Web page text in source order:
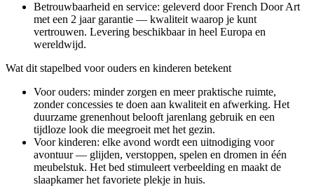
Betrouwbaarheid en service: geleverd door French Door Art
met een 2 jaar garantie — kwaliteit waarop je kunt
vertrouwen. Levering beschikbaar in heel Europa en
wereldwijd.
Wat dit stapelbed voor ouders en kinderen betekent
Voor ouders: minder zorgen en meer praktische ruimte,
zonder concessies te doen aan kwaliteit en afwerking. Het
duurzame grenenhout belooft jarenlang gebruik en een
tijdloze look die meegroeit met het gezin.
Voor kinderen: elke avond wordt een uitnodiging voor
avontuur — glijden, verstoppen, spelen en dromen in één
meubelstuk. Het bed stimuleert verbeelding en maakt de
slaapkamer het favoriete plekje in huis.